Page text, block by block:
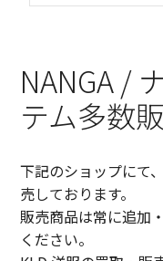
NANGA /
テム多数
下記のショップにて
売しております。
販売商品は常に追加
ください。